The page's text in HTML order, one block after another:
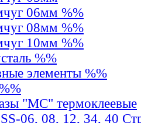
06мм %%
08мм %%
10мм %%
%%
элементы %%
"MС" термоклеевые
SS-06, 08, 12, 34, 40